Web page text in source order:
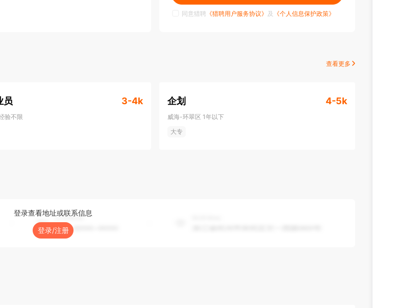
同意猎聘 《猎聘用户服务协议》 及 《个人信息保护政策》
查看更多
员 3-4k
验不限
企划 4-5k
威海-环翠区 1年以下
大专
登录查看地址或联系信息
登录/注册